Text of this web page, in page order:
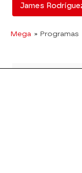
James
Mega » Programas